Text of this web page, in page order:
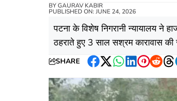
BYGAURAV KABIR
PUBLISHED ON: JUNE 24, 2026
पटना के विशेष निगरानी न्यायालय ने
ठहराते हुए 3 साल सश्रम कारावास की
SHARE
Facebook
Twitter
WhatsApp
LinkedIn